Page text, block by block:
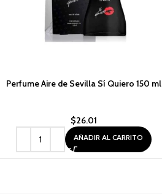
Perfume Aire de Sevilla Sí Quiero 150 ml
$26.01
AÑADIR AL CARRITO